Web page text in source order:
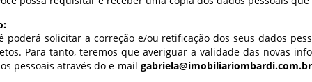
poderá solicitar a correção e/ou retificação dos seus dados
Para tanto, teremos que averiguar a validade das novas
pessoais através do e-mail gabriela@imobiliariombardi.com.br
seu e-mail:
Cadastrar